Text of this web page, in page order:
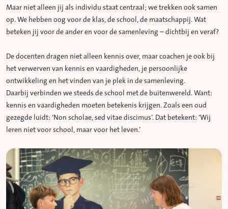
Maar niet alleen jij als individu staat centraal; we trekken ook samen
op. We hebben oog voor de klas, de school, de maatschappij. Wat
beteken jij voor de ander en voor de samenleving – dichtbij en veraf?
De docenten dragen niet alleen kennis over, maar coachen je ook bij
het verwerven van kennis en vaardigheden, je persoonlijke
ontwikkeling en het vinden van je plek in de samenleving.
Daarbij verbinden we steeds de school met de buitenwereld. Want:
kennis en vaardigheden moeten betekenis krijgen. Zoals een oud
gezegde luidt: ‘Non scholae, sed vitae discimus’. Dat betekent: ‘Wij
leren niet voor school, maar voor het leven.’